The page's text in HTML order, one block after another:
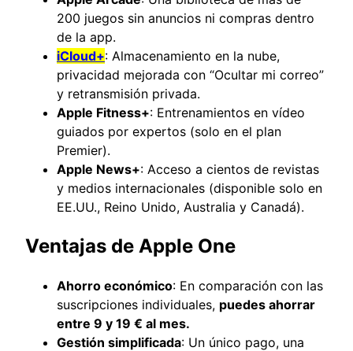
200 juegos sin anuncios ni compras dentro
de la app.
iCloud+: Almacenamiento en la nube,
privacidad mejorada con “Ocultar mi correo”
y retransmisión privada.
Apple Fitness+: Entrenamientos en vídeo
guiados por expertos (solo en el plan
Premier).
Apple News+: Acceso a cientos de revistas
y medios internacionales (disponible solo en
EE.UU., Reino Unido, Australia y Canadá).
Ventajas de Apple One
Ahorro económico: En comparación con las
suscripciones individuales, puedes ahorrar
entre 9 y 19 € al mes.
Gestión simplificada: Un único pago, una